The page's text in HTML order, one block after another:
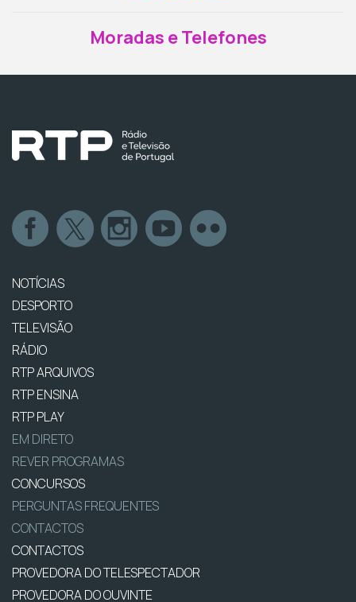
Moradas e Telefones
NOTÍCIAS
DESPORTO
TELEVISÃO
RÁDIO
RTP ARQUIVOS
RTP ENSINA
RTP PLAY
EM DIRETO
REVER PROGRAMAS
CONCURSOS
PERGUNTAS FREQUENTES
CONTACTOS
CONTACTOS
PROVEDORA DO TELESPECTADOR
PROVEDORA DO OUVINTE